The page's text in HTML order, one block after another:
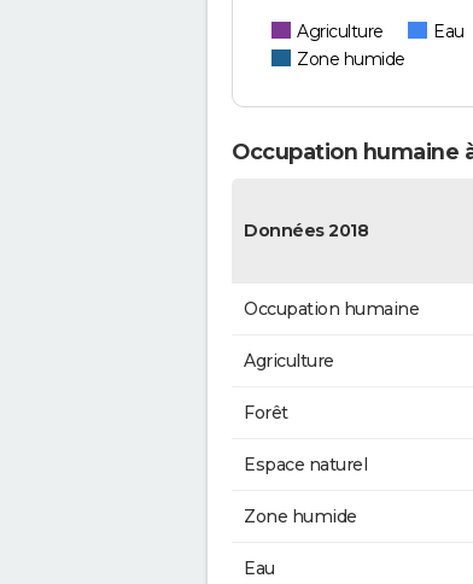
Agriculture Eau
Zone humide
Occupation humaine
Données 2018
Occupation humaine
Agriculture
Forêt
Espace naturel
Zone humide
Eau